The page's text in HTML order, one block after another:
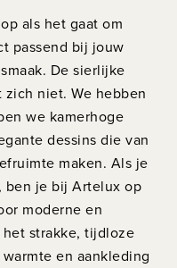
als het gaat om
passend bij jouw
De sierlijke
niet. We hebben
we kamerhoge
dessins die van
maken. Als je
je bij Artelux op
moderne en
strakke, tijdloze
en aankleding